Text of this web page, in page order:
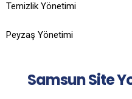
Temizlik Yönetimi
Peyzaş Yönetimi
SamsunSite